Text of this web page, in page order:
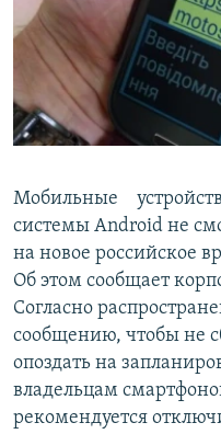
ПОБЕДИТЕЛЕЙ НЕ СУДЯТ?
КРЫМ.НЕПОКОРЕННЫЙ
ELIFBE
УКРАИНСКАЯ ПРОБЛЕМА
ПРИСОЕДИНЯЙТЕСЬ!
Мобильные
системы Android не
на новое российское
Об этом сообщает
Согласно
сообщению, чтобы не
опоздать на
владельцам
рекомендуется